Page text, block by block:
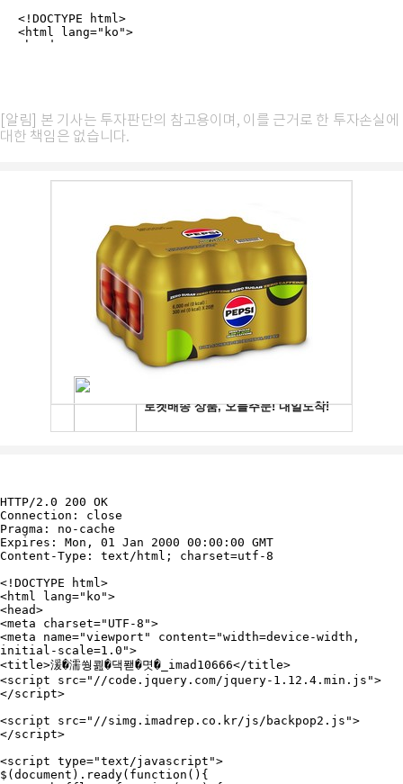
[알림] 본 기사는 투자판단의 참고용이며, 이를 근거로 한 투자손실에
대한 책임은 없습니다.